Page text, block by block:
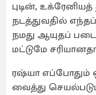
புடின்,
நடத்துவதில்
நமது ஆயுதப்
மட்டுமே
ரஷ்யா எப்போதும்
வைத்து